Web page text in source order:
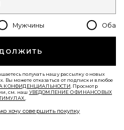
Мужчины Оба
получать нашу рассылку о новых
Вы можете отказаться от подписки в любое
КОНФИДЕНЦИАЛЬНОСТИ . Просмотр
см. наш УВЕДОМЛЕНИЕ О ФИНАНСОВЫХ
хочу совершить покупку